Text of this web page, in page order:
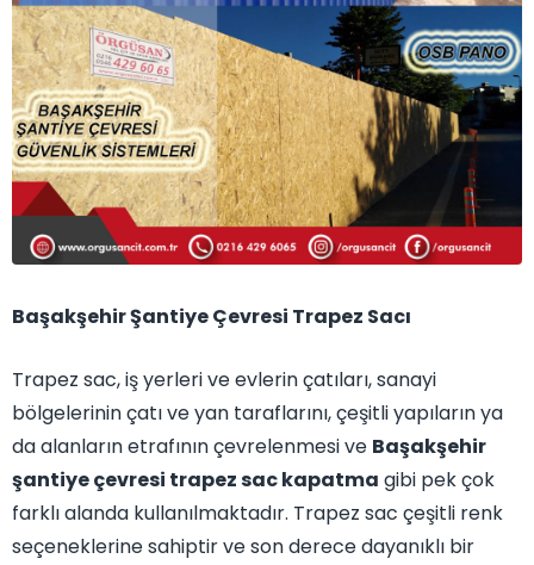
Başakşehir Şantiye Çevresi Trapez Sacı
Trapez sac, iş yerleri ve evlerin çatıları, sanayi
bölgelerinin çatı ve yan taraflarını, çeşitli yapıların ya
da alanların etrafının çevrelenmesi ve Başakşehir
şantiye çevresi trapez sac kapatma gibi pek çok
farklı alanda kullanılmaktadır. Trapez sac çeşitli renk
seçeneklerine sahiptir ve son derece dayanıklı bir